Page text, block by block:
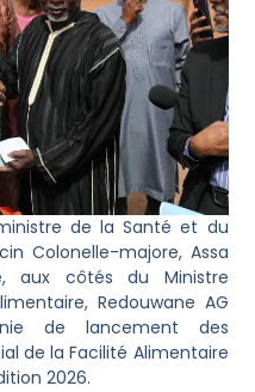
de la Santé et du
Colonelle-majore, Assa
aux côtés du Ministre
Redouwane AG
de lancement des
de la Facilité Alimentaire
2026.